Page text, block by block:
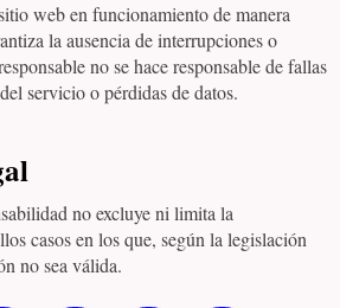
web en funcionamiento de manera
la ausencia de interrupciones o
no se hace responsable de fallas
servicio o pérdidas de datos.
no excluye ni limita la
casos en los que, según la legislación
no sea válida.